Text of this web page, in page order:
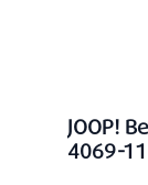
JOOP!
4069-